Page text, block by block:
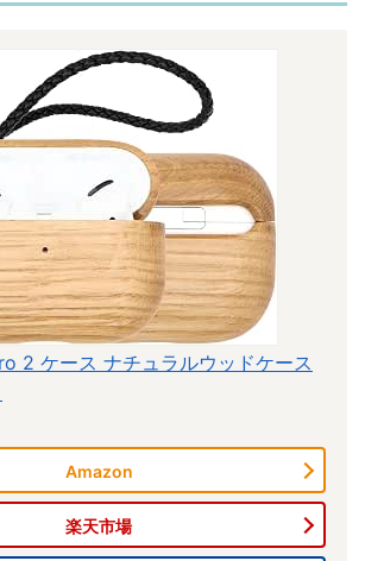
2 ケース ナチュラルウッドケース
Amazon
楽天市場